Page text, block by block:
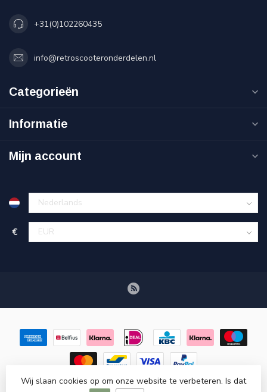
+31(0)102260435
info@retroscooteronderdelen.nl
Categorieën
Informatie
Mijn account
€
© Copyright 2026 Retroscooteronderdelen.nl- Powered by
Wij slaan cookies op om onze website te verbeteren. Is dat